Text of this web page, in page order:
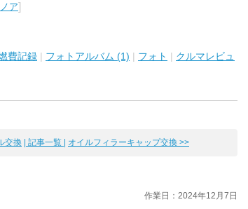
ア]
費記録 | フォトアルバム (1) | フォト | クルマレビュ
換 | 記事一覧 | オイルフィラーキャップ交換 >>
作業日：2024年12月7日